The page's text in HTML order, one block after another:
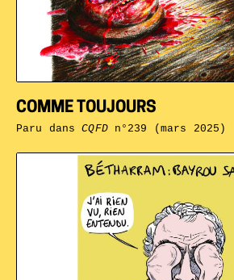
COMME TOUJOURS
Paru dansCQFDn°239 (mars 2025)